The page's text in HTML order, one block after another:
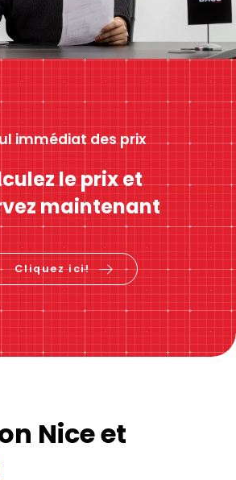
immédiat des prix
le prix et
maintenant
Cliquez ici!
Nice et